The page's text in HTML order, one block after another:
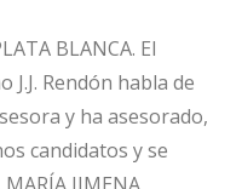
BLANCA. El
Rendón habla de
y ha asesorado,
candidatos y se